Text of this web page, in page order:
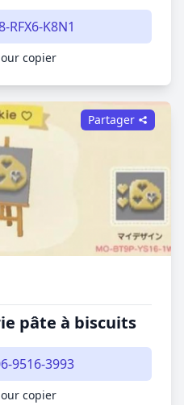
RFX6-K8N1
copier
pâte à biscuits
9516-3993
copier
Partager